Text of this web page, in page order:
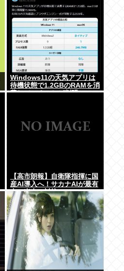
Windows11の天気アプリは
待機状態で1.2GBのRAMを消
費していることが判明www
【高市朗報】自衛隊指揮に国
産AI導入へ！サカナAIが最有
力。米中へ対抗